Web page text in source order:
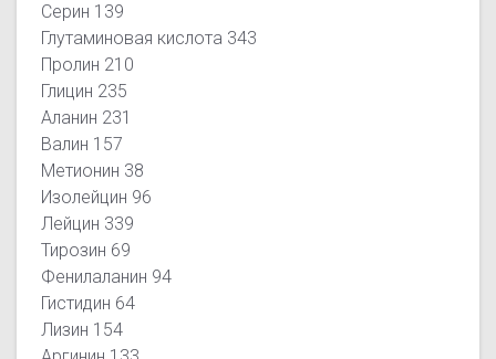
Серин 139
Глутаминовая кислота 343
Пролин 210
Глицин 235
Аланин 231
Валин 157
Метионин 38
Изолейцин 96
Лейцин 339
Тирозин 69
Фенилаланин 94
Гистидин 64
Лизин 154